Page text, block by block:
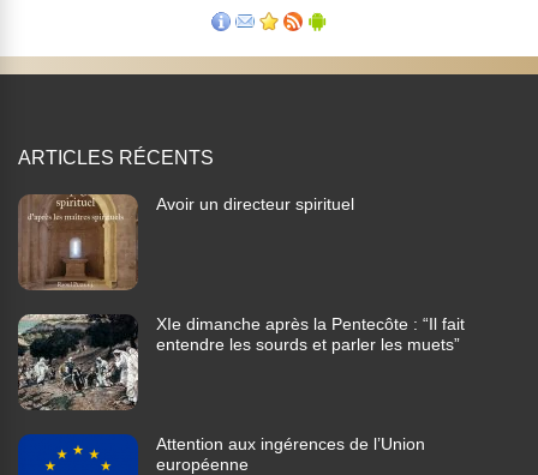
ARTICLES RÉCENTS
Avoir un directeur spirituel
XIe dimanche après la Pentecôte : “Il fait
entendre les sourds et parler les muets”
Attention aux ingérences de l’Union
européenne